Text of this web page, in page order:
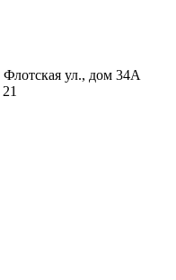
ул., дом 34А